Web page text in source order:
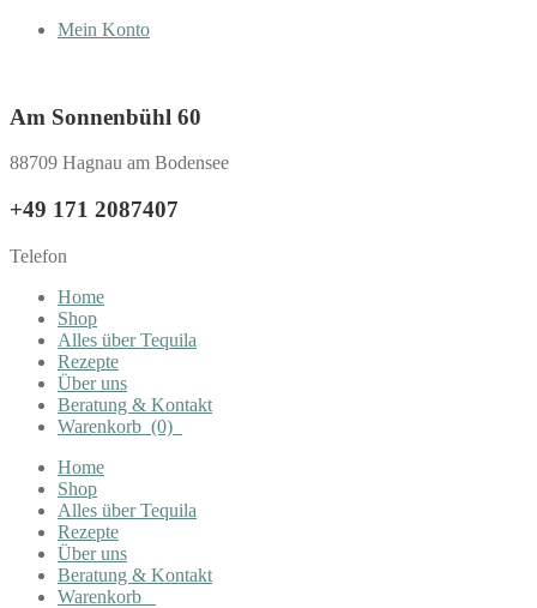
Mein Konto
Am Sonnenbühl 60
88709 Hagnau am Bodensee
+49 171 2087407
Telefon
Home
Shop
Alles über Tequila
Rezepte
Über uns
Beratung & Kontakt
Warenkorb (0)
Home
Shop
Alles über Tequila
Rezepte
Über uns
Beratung & Kontakt
Warenkorb